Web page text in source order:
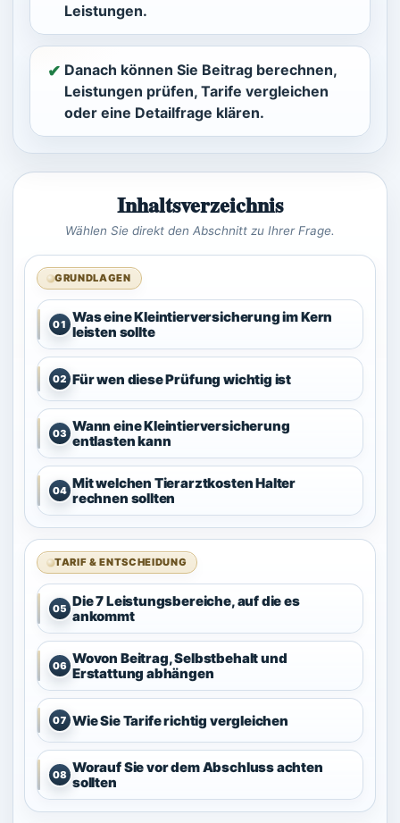
Leistungen.
✔︎ Danach können Sie Beitrag berechnen,
Leistungen prüfen, Tarife vergleichen
oder eine Detailfrage klären.
Inhaltsverzeichnis
Wählen Sie direkt den Abschnitt zu Ihrer Frage.
GRUNDLAGEN
01 Was eine Kleintierversicherung im Kern
leisten sollte
02 Für wen diese Prüfung wichtig ist
03 Wann eine Kleintierversicherung
entlasten kann
04 Mit welchen Tierarztkosten Halter
rechnen sollten
TARIF & ENTSCHEIDUNG
05 Die 7 Leistungsbereiche, auf die es
ankommt
06 Wovon Beitrag, Selbstbehalt und
Erstattung abhängen
07 Wie Sie Tarife richtig vergleichen
08 Worauf Sie vor dem Abschluss achten
sollten